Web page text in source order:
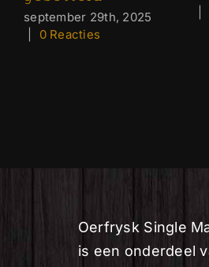
september 29th, 2025
0 Reacties
Oerfrysk Single
is een onderdeel